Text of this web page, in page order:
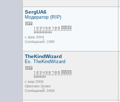
SergUA6
Модератор (RIP)
с фев 2004
Сообщений: 1989
TheKindWizard
Ex. TheKindWizard
с мар 2006
Орехово-Зуево
Сообщений: 2466